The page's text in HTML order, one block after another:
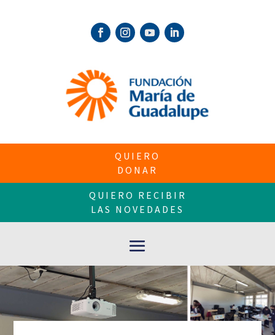
QUIERO
DONAR
QUIERO RECIBIR
LAS NOVEDADES